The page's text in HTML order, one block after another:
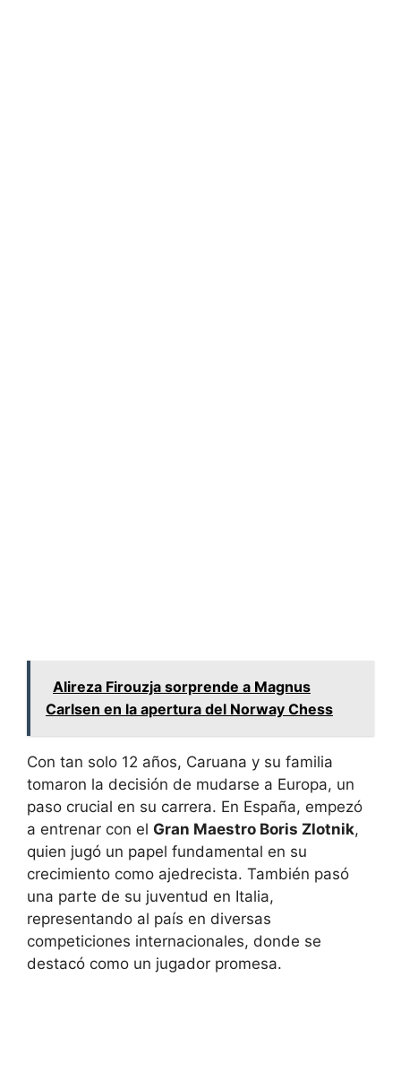
Alireza Firouzja sorprende a Magnus
Carlsen en la apertura del Norway Chess
Con tan solo 12 años, Caruana y su familia
tomaron la decisión de mudarse a Europa, un
paso crucial en su carrera. En España, empezó
a entrenar con el Gran Maestro Boris Zlotnik,
quien jugó un papel fundamental en su
crecimiento como ajedrecista. También pasó
una parte de su juventud en Italia,
representando al país en diversas
competiciones internacionales, donde se
destacó como un jugador promesa.